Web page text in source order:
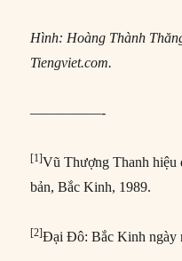
Hình: Hoàng Thành
Tiengviet.com.
—————-
[1]Vũ Thượng Thanh hiệu
bản, Bắc Kinh, 1989.
[2]Đại Đô: Bắc Kinh ngày